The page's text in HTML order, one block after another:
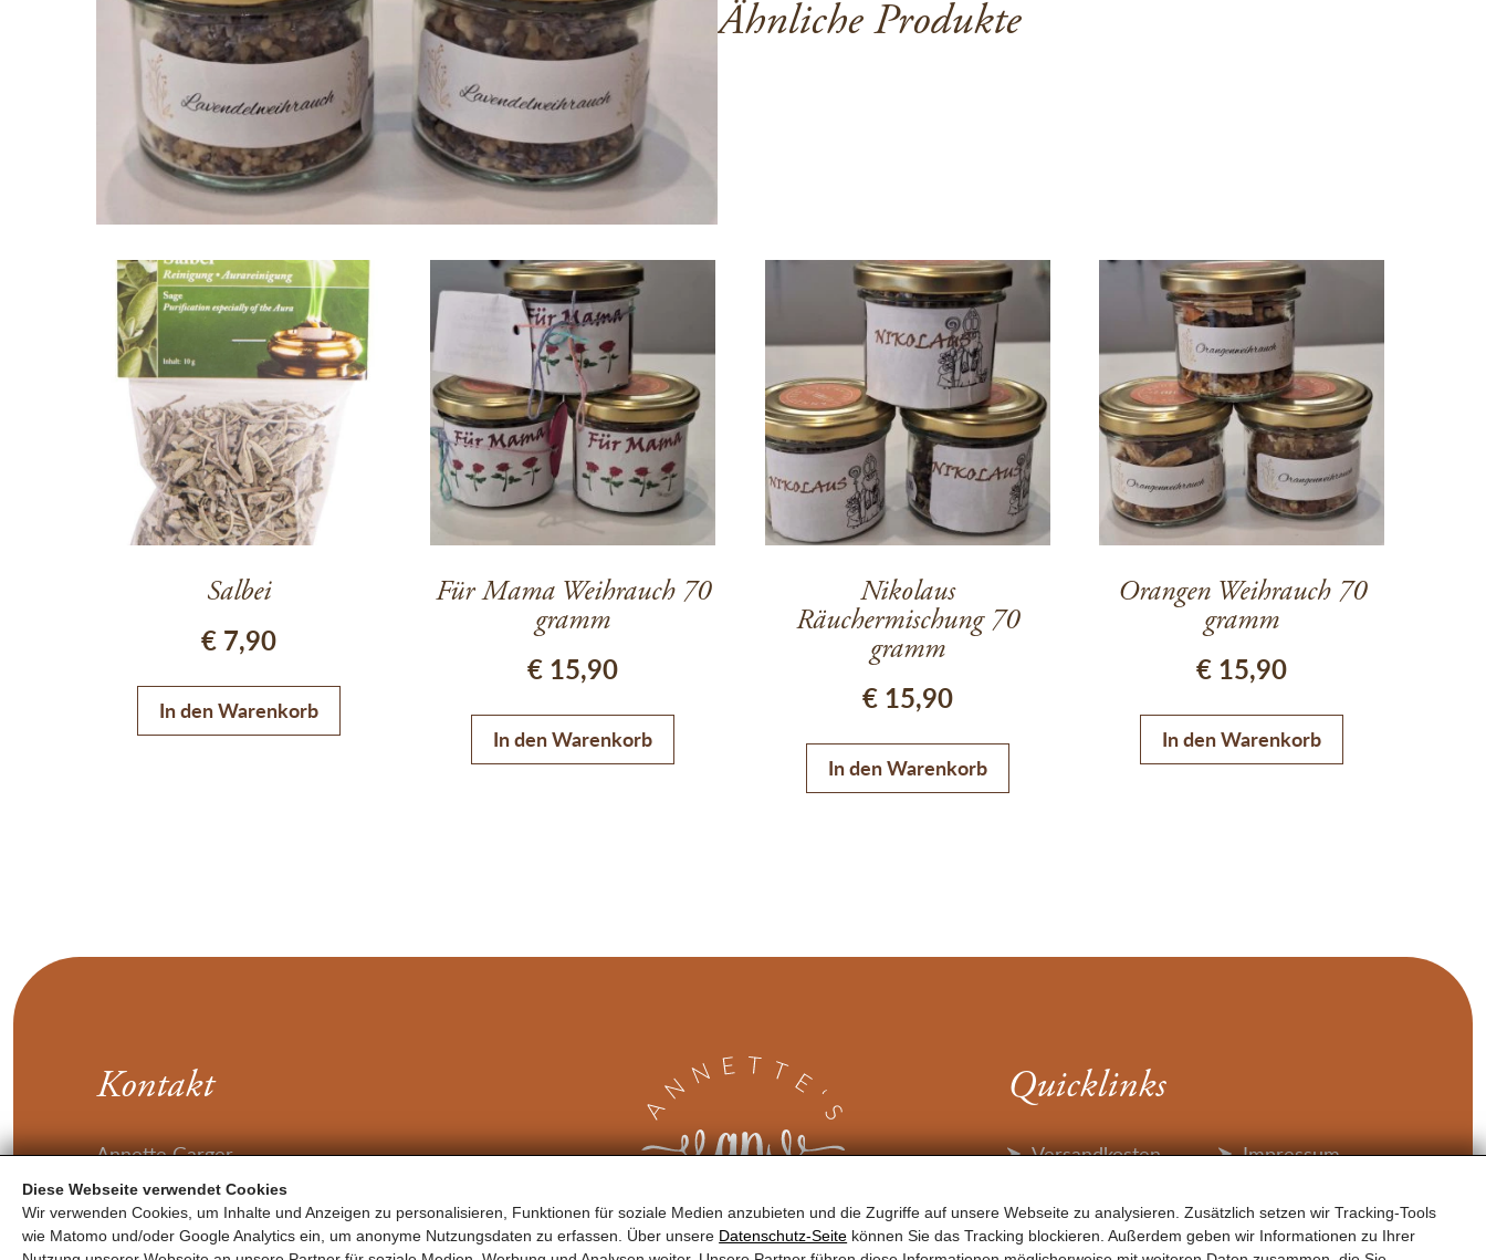
Diese Webseite verwendet Cookies
Wir verwenden Cookies, um Inhalte und Anzeigen zu personalisieren, Funktionen für soziale Medien anzubieten und die Zugriffe auf unsere Webseite zu analysieren. Zusätzlich setzen wir Tracking-Tools
wie Matomo und/oder Google Analytics ein, um anonyme Nutzungsdaten zu erfassen. Über unsere Datenschutz-Seite können Sie das Tracking blockieren. Außerdem geben wir Informationen zu Ihrer
Ähnliche Produkte
Salbei
€7,90
In den Warenkorb
Für Mama Weihrauch 70
gramm
€ 15,90
In den Warenkorb
Nikolaus
Räuchermischung 70
gramm
€15,90
In den Warenkorb
Orangen Weihrauch 70
gramm
€ 15,90
In den Warenkorb
Kontakt
Annette Garger
Loferer Bundesstraße 2
5700 Zell am See
Quicklinks
Versandkosten
Widerruf
Impressum
Barrierefreiheit